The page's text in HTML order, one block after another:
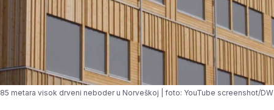
85 metara visok drveni neboder u Norveškoj | foto: YouTube screenshot/DW